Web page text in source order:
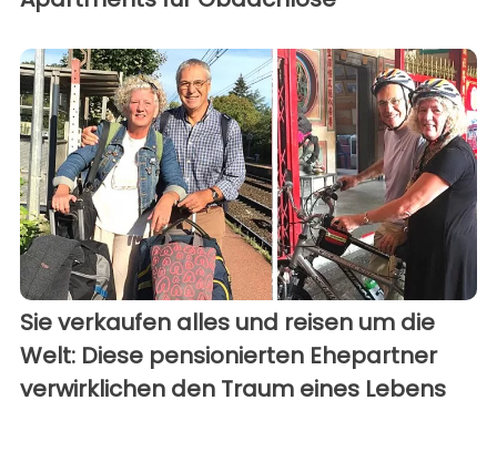
Sie verkaufen alles und reisen um die
Welt: Diese pensionierten Ehepartner
verwirklichen den Traum eines Lebens